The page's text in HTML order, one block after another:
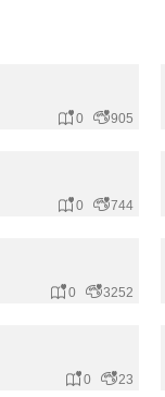
0 905
0 744
0 3252
0 23